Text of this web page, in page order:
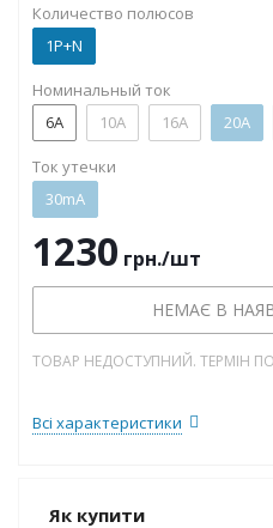
Количество полюсов
1P+N
Номинальный ток
6А
10А 16А 20А
Ток утечки
30mA
1230 грн./шт
НЕМАЄ В
ТОВАР НЕДОСТУПНИЙ. ТЕРМІН
Всі характеристики
Як купити